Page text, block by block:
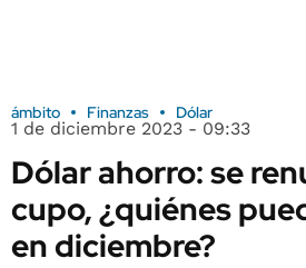
ámbito Finanzas Dólar
1 de diciembre 2023 - 09:33
Dólar ahorro: se
cupo, ¿quiénes
en diciembre?